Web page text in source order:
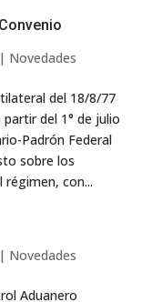
| Novedades
del 18/8/77
del 1° de julio
Padrón Federal
sobre los
con...
| Novedades
Aduanero